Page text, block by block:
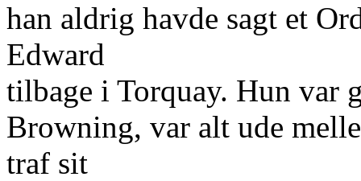
han aldrig havde sagt et
Edward
tilbage i Torquay. Hun var
Browning, var alt ude
traf sit